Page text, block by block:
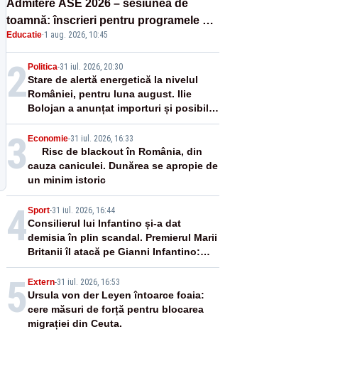
Admitere ASE 2026 – sesiunea de
toamnă: înscrieri pentru programele de
licență, masterat și doctorat
Educatie·1 aug. 2026, 10:45
2Politica-31 iul. 2026, 20:30
Stare de alertă energetică la nivelul
României, pentru luna august. Ilie
Bolojan a anunțat importuri și posibile
restricții – VIDEO
3 Economie-31 iul. 2026, 16:33
Risc de blackout în România, din
cauza caniculei. Dunărea se apropie de
un minim istoric
4Sport-31 iul. 2026, 16:44
Consilierul lui Infantino și-a dat
demisia în plin scandal. Premierul Marii
Britanii îl atacă pe Gianni Infantino:
„Este omul nepotrivit” să conducă
FIFA
5 Extern-31 iul. 2026, 16:53
Ursula von der Leyen întoarce foaia:
cere măsuri de forță pentru blocarea
migrației din Ceuta.